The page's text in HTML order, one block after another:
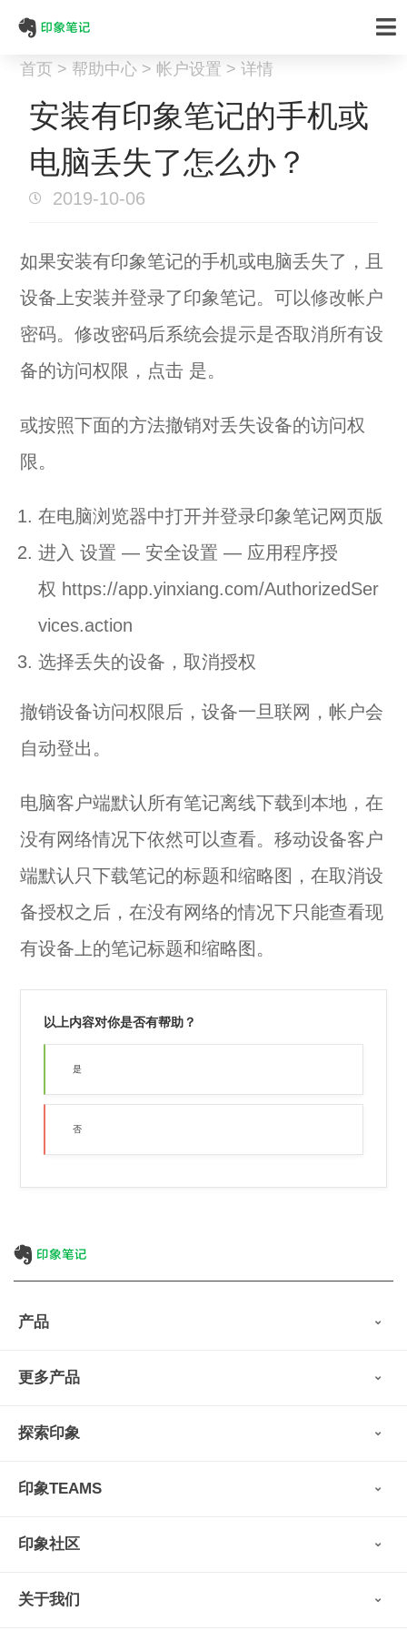
首页 > 帮助中心 > 帐户设置 > 详情
安装有印象笔记的手机或
电脑丢失了怎么办？
2019-10-06
如果安装有印象笔记的手机或电脑丢失了，且
设备上安装并登录了印象笔记。可以修改帐户
密码。修改密码后系统会提示是否取消所有设
备的访问权限，点击 是。
或按照下面的方法撤销对丢失设备的访问权
限。
在电脑浏览器中打开并登录印象笔记网页版
进入 设置 — 安全设置 — 应用程序授
权 https://app.yinxiang.com/AuthorizedSer
vices.action
选择丢失的设备，取消授权
撤销设备访问权限后，设备一旦联网，帐户会
自动登出。
电脑客户端默认所有笔记离线下载到本地，在
没有网络情况下依然可以查看。移动设备客户
端默认只下载笔记的标题和缩略图，在取消设
备授权之后，在没有网络的情况下只能查看现
有设备上的笔记标题和缩略图。
以上内容对你是否有帮助？
是
否
产品
会员权益
印象笔记·剪藏
更多产品
印象图记
墨笔
扫描宝
收藏家
探索印象
用户故事
视频教程
帮助支持
智能硬件
印象TEAMS
申请试用
印象社区
印象大使
关于我们